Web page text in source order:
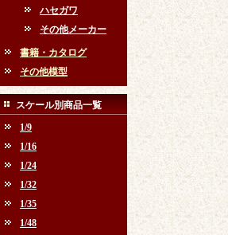
ハセガワ
その他メーカー
書籍・カタログ
その他模型
スケール別商品一覧
1/9
1/16
1/24
1/32
1/35
1/48